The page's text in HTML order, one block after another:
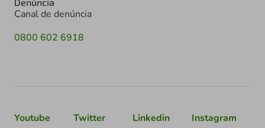
Canal de denúncia
0800 602 6918
Youtube Twitter Linkedin Instagram